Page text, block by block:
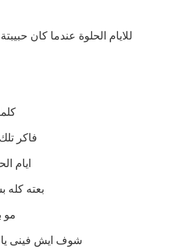
للايام الحلوة عندما كان
فاكر
ايام
بعته
مو
شوف ايش فينى